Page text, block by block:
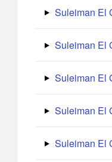
Suleiman El
Suleiman El
Suleiman El
Suleiman El
Suleiman El